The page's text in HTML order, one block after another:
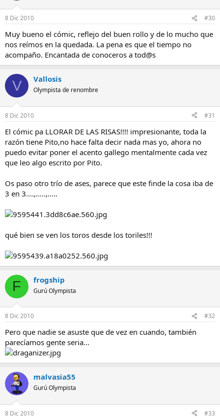
8 Dic 2010 #30
Muy bueno el cómic, reflejo del buen rollo y de lo mucho que
nos reímos en la quedada. La pena es que el tiempo no
acompaño. Encantada de conoceros a tod@s
V Vallosis
Olympista de renombre
8 Dic 2010 #31
El cómic pa LLORAR DE LAS RISAS!!!! impresionante, toda la
razón tiene Pito,no hace falta decir nada mas yo, ahora no
puedo evitar poner el acento gallego mentalmente cada vez
que leo algo escrito por Pito.
Os paso otro trío de ases, parece que este finde la cosa iba de
3 en 3....,.....,.....
qué bien se ven los toros desde los toriles!!!
F frogship
Gurú Olympista
8 Dic 2010 #32
Pero que nadie se asuste que de vez en cuando, también
parecíamos gente seria...
malvasia55
Gurú Olympista
8 Dic 2010 #33